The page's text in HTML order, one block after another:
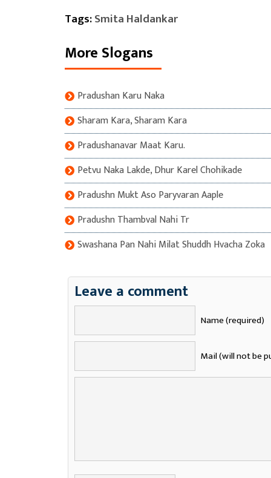
Tags:Smita Haldankar
More Slogans
Pradushan Karu Naka
Sharam Kara, Sharam Kara
Pradushanavar Maat Karu.
Petvu Naka Lakde, Dhur Karel Chohikade
Pradushn Mukt Aso Paryvaran Aaple
Pradushn Thambval Nahi Tr
Swashana Pan Nahi Milat Shuddh Hvacha Zoka
Leave a comment
Name (required)
Mail (will not be